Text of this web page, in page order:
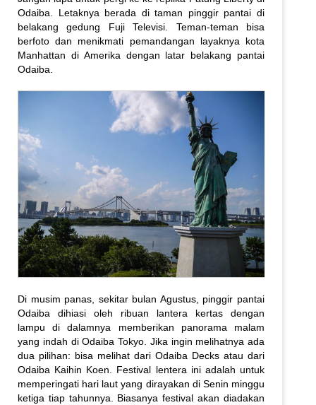
Odaiba. Letaknya berada di taman pinggir pantai di
belakang gedung Fuji Televisi. Teman-teman bisa
berfoto dan menikmati pemandangan layaknya kota
Manhattan di Amerika dengan latar belakang pantai
Odaiba.
Di musim panas, sekitar bulan Agustus, pinggir pantai
Odaiba dihiasi oleh ribuan lantera kertas dengan
lampu di dalamnya memberikan panorama malam
yang indah di Odaiba Tokyo. Jika ingin melihatnya ada
dua pilihan: bisa melihat dari Odaiba Decks atau dari
Odaiba Kaihin Koen. Festival lentera ini adalah untuk
memperingati hari laut yang dirayakan di Senin minggu
ketiga tiap tahunnya. Biasanya festival akan diadakan